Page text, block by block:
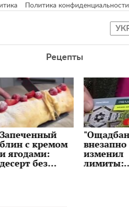
Политика конфиденциальности
Рецепты
"Ощадбанк"
внезапно
изменил
лимиты:
сколько денег
Доллар
"прилип":
банкир
раскрыл,